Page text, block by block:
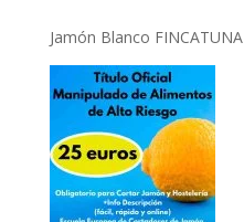
Jamón Blanco